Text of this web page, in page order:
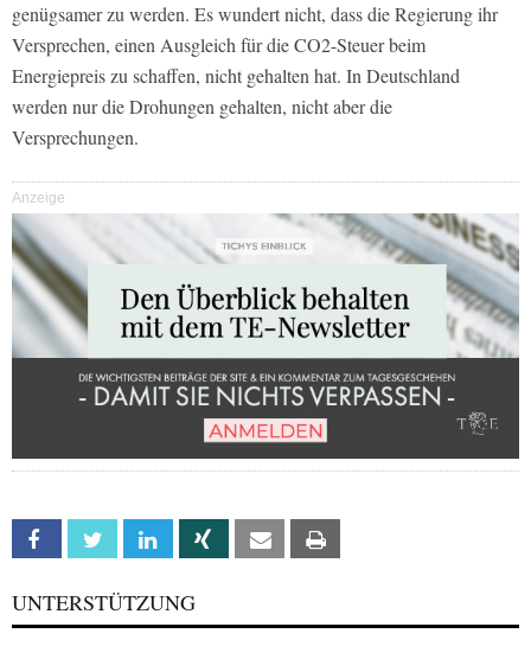
genügsamer zu werden. Es wundert nicht, dass die Regierung ihr
Versprechen, einen Ausgleich für die CO2-Steuer beim
Energiepreis zu schaffen, nicht gehalten hat. In Deutschland
werden nur die Drohungen gehalten, nicht aber die
Versprechungen.
Anzeige
Facebook Twitter Linkedin Xing Email
UNTERSTÜTZUNG